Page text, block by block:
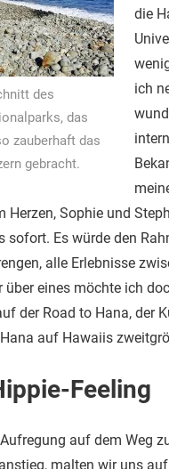
des
das
zauberhaft das
gebracht.
die
ich
Herzen, Sophie und
sofort. Es würde den
alle Erlebnisse
über eines möchte ich
der Road to Hana, der
auf Hawaiis
Feeling
auf dem Weg
malten wir uns